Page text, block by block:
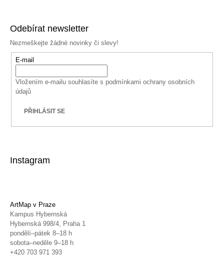
Odebírat newsletter
Nezmeškejte žádné novinky či slevy!
E-mail
Vložením e-mailu souhlasíte s podmínkami ochrany osobních
údajů
PŘIHLÁSIT SE
Instagram
ArtMap v Praze
Kampus Hybernská
Hybernská 998/4, Praha 1
pondělí–pátek 8–18 h
sobota–neděle 9–18 h
+420 703 971 393